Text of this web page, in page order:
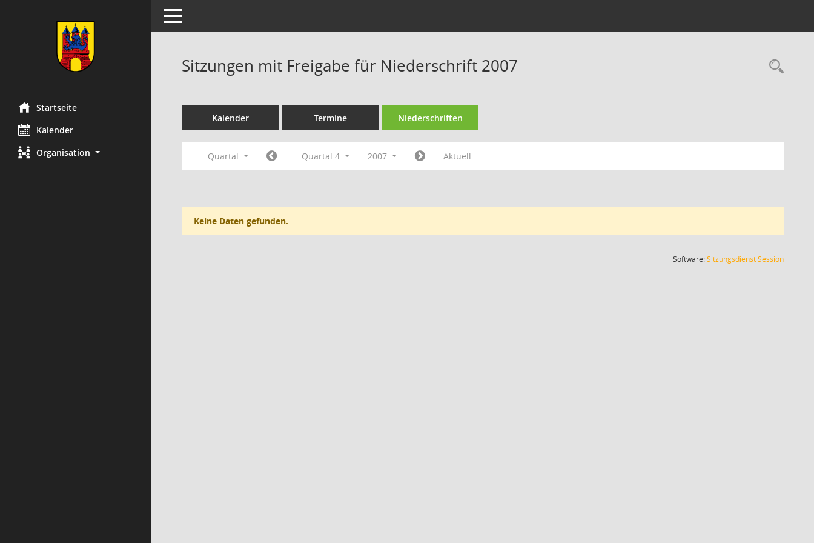
Startseite
Kalender
Organisation
Toggle navigation
Sitzungen mit Freigabe für Niederschrift 2007
Kalender Termine Niederschriften
Quartal Quartal 4 2007 Aktuell
Keine Daten gefunden.
Software:SitzungsdienstSession(Wird in